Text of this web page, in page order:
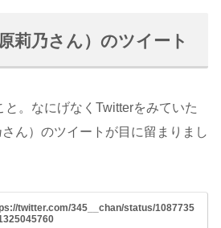
莉乃さん）のツイート
。なにげなくTwitterをみていた
ん）のツイートが目に留まりまし
twitter.com/345__chan/status/1087735